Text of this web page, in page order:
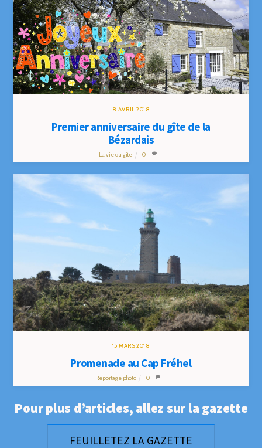
8 AVRIL 2018
Premier anniversaire du gîte de la
Bézardais
La vie du gîte 0
15 MARS2018
Promenade au Cap Fréhel
Reportage photo 0
Pour plus d’articles, allez sur la gazette
FEUILLETEZ LA GAZETTE